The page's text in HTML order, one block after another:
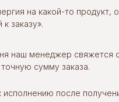
на какой-то продукт,
заказу».
наш менеджер свяжется
сумму заказа.
исполнению после